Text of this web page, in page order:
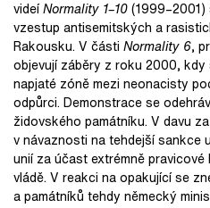
videíNormality 1–10
vzestup antisemitských a
Rakousku. V části Normality 6,
objevují záběry z roku 2000,
napjaté zóně mezi neonacisty
odpůrci. Demonstrace se
židovského památníku. V davu
v návaznosti na tehdejší sankce
unií za účast extrémně
vládě. V reakci na opakující se
a památníků tehdy německý